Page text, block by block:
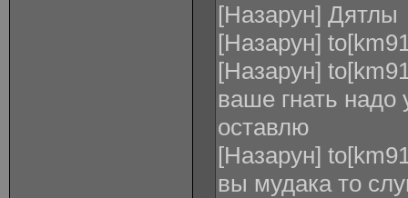
[Назарун] Дятлы
[Назарун]
[Назарун]
ваше гнать надо
оставлю
[Назарун]
вы мудака то